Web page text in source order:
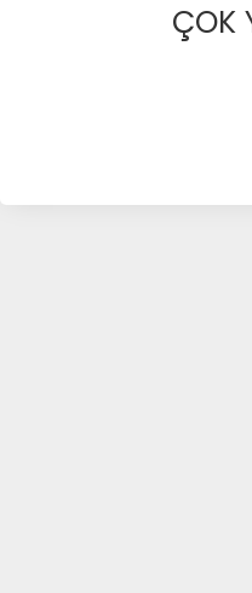
ÇOK